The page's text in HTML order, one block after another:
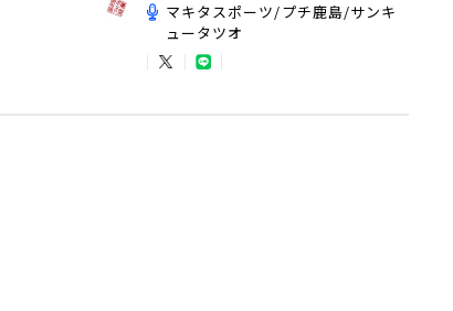
マキタスポーツ/プチ鹿島/サンキ
ュータツオ